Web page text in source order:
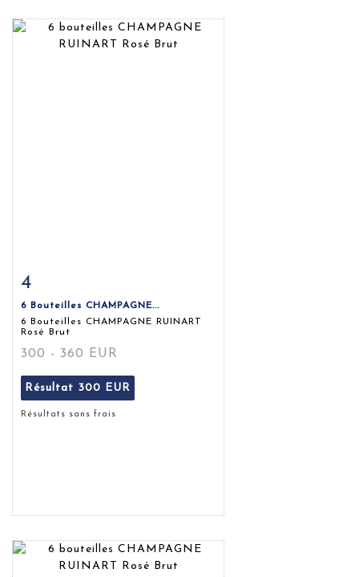
4
6 Bouteilles CHAMPAGNE...
6 Bouteilles CHAMPAGNE RUINART
Rosé Brut
300 - 360 EUR
Résultat 300 EUR
Résultats sans frais